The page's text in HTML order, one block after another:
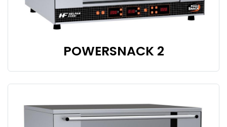
POWERSNACK 2